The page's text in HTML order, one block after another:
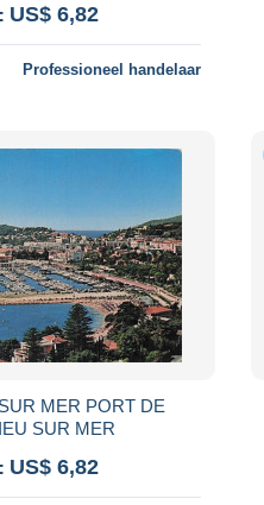
US$ 6,82
Professioneel handelaar
MER PORT DE
SUR MER
US$ 6,82